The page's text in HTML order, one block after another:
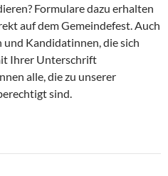
Formulare dazu erhalten
auf dem Gemeindefest. Auch
Kandidatinnen, die sich
Ihrer Unterschrift
alle, die zu unserer
sind.